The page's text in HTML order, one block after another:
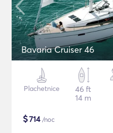
Bavaria Cruiser 46
Plachetnice
46 ft
14 m
$714/noc